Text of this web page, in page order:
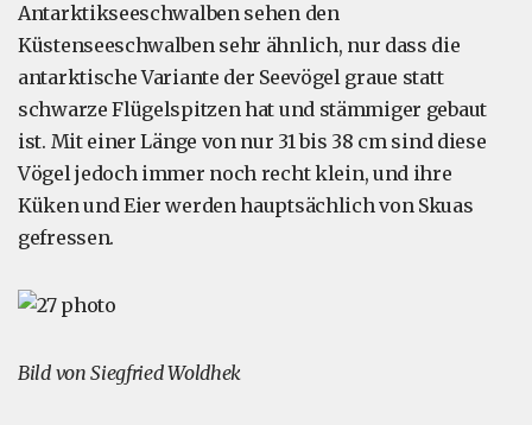
Antarktikseeschwalben sehen den
Küstenseeschwalben sehr ähnlich, nur dass die
antarktische Variante der Seevögel graue statt
schwarze Flügelspitzen hat und stämmiger gebaut
ist. Mit einer Länge von nur 31 bis 38 cm sind diese
Vögel jedoch immer noch recht klein, und ihre
Küken und Eier werden hauptsächlich von Skuas
gefressen.
Bild von Siegfried Woldhek